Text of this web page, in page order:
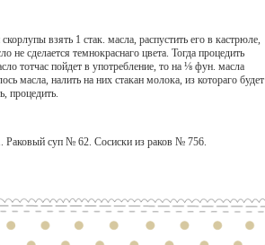
взять 1 стак. масла, распустить его в кастрюле,
сделается темнокраснаго цвета. Тогда процедить
тотчас пойдет в употребление, то на ⅛ фун. масла
масла, налить на них стакан молока, из котораго будет
процедить.
суп № 62. Сосиски из раков № 756.